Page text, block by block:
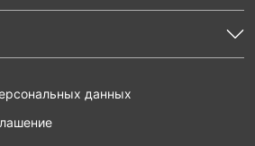
данных